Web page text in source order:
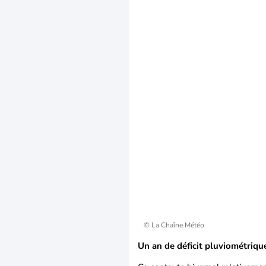
© La Chaîne Météo
Un an de déficit